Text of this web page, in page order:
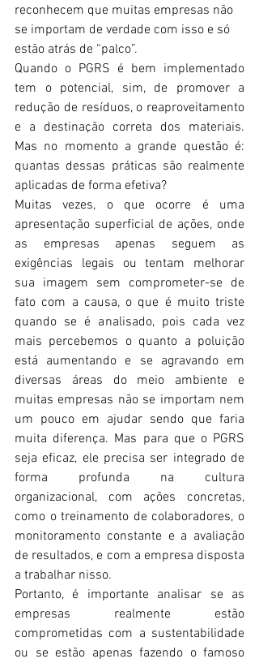
reconhecem que muitas empresas não
se importam de verdade com isso e só
estão atrás de “palco”.
Quando o PGRS é bem implementado
tem o potencial, sim, de promover a
redução de resíduos, o reaproveitamento
e a destinação correta dos materiais.
Mas no momento a grande questão é:
quantas dessas práticas são realmente
aplicadas de forma efetiva?
Muitas vezes, o que ocorre é uma
apresentação superficial de ações, onde
as empresas apenas seguem as
exigências legais ou tentam melhorar
sua imagem sem comprometer-se de
fato com a causa, o que é muito triste
quando se é analisado, pois cada vez
mais percebemos o quanto a poluição
está aumentando e se agravando em
diversas áreas do meio ambiente e
muitas empresas não se importam nem
um pouco em ajudar sendo que faria
muita diferença. Mas para que o PGRS
seja eficaz, ele precisa ser integrado de
forma profunda na cultura
organizacional, com ações concretas,
como o treinamento de colaboradores, o
monitoramento constante e a avaliação
de resultados, e com a empresa disposta
a trabalhar nisso.
Portanto, é importante analisar se as
empresas realmente estão
comprometidas com a sustentabilidade
ou se estão apenas fazendo o famoso